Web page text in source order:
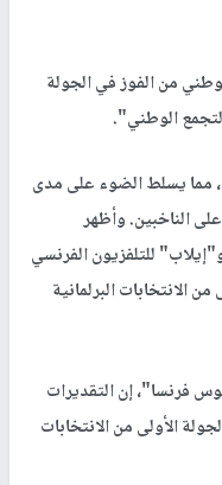
من الفوز في الجولة
الوطني".
مما يسلط الضوء على مدى
الناخبين. وأظهر
للتلفزيون الفرنسي
الانتخابات البرلمانية
فرنسا"، إن التقديرات
الأولى من الانتخابات